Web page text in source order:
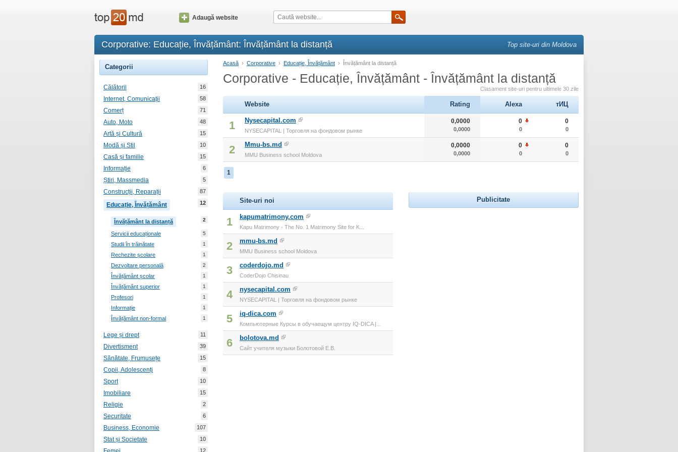
Adaugă website
Corporative: Educație, Învățământ: Învățământ la distanță Top site-uri din Moldova
Categorii
Călătorii 16
Internet, Comunicații 58
Comerț 71
Auto, Moto 48
Artă și Cultură 15
Modă și Stil 10
Casă și familie 15
Informație 6
Știri, Massmedia 5
Construcții, Reparații 87
Educație, Învățământ 12
Învățământ la distanță 2
Servicii educaționale 5
Studii în trăinătate 1
Rechezite școlare 1
Dezvoltare personală 2
Învățământ școlar 1
Învățământ superior 1
Profesori 1
Informație 1
Învățământ non-formal 1
Lege și drept 11
Divertisment 39
Sănătate, Frumusețe 15
Copii, Adolescenți 8
Sport 10
Imobiliare 15
Religie 2
Securitate 6
Business, Economie 107
Stat și Societate 10
12
Acasă › Corporative › Educație, Învățământ › Învățământ la distanță
Corporative - Educație, Învățământ - Învățământ la distanță
Clasament site-uri pentru ultimele 30 zile
Website Rating Alexa тИЦ
1 Nysecapital.com
NYSECAPITAL | Торговля на фондовом рынке
0,0000
0,0000
0
0
0
0
2 Mmu-bs.md
MMU Business school Moldova
0,0000
0,0000
0
0
0
0
1
Site-uri noi
1 kapumatrimony.com
Kapu Matrimony - The No. 1 Matrimony Site for K...
2 mmu-bs.md
MMU Business school Moldova
3 coderdojo.md
CoderDojo Chisinau
4 nysecapital.com
NYSECAPITAL | Торговля на фондовом рынке
5 iq-dica.com
Компьютерные Курсы в обучаещум центру IQ-DICA |...
6 bolotova.md
Сайт учителя музыки Болотовой Е.В.
Publicitate